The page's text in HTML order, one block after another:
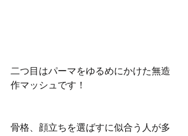
二つ目はパーマをゆるめにかけた無造
作マッシュです！
骨格、顔立ちを選ばすに似合う人が多